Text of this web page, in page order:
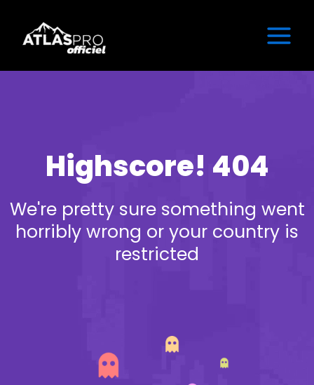
contenu
Highscore! 404
We're pretty sure something went
horribly wrong or your country is
restricted